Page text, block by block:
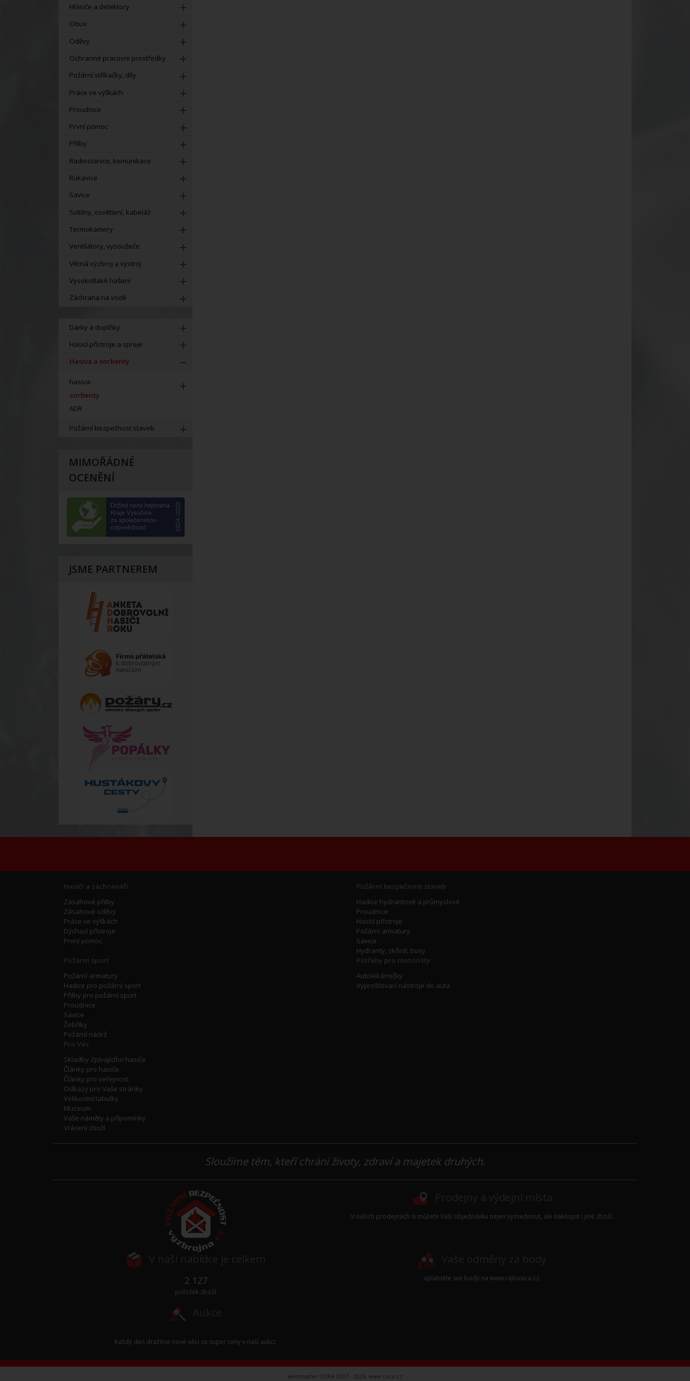
Hlásiče a detektory
Obuv
Oděvy
Ochranné pracovní prostředky
Požární stříkačky, díly
Práce ve výškách
Proudnice
První pomoc
Přilby
Radiostanice, komunikace
Rukavice
Savice
Svítilny, osvětlení, kabeláž
Termokamery
Ventilátory, vysoušeče
Věcná výzbroj a výstroj
Vysokotlaké hašení
Záchrana na vodě
Dárky a doplňky
Hasicí přístroje a spreje
Hasiva a sorbenty
hasiva
sorbenty
ADR
Požární bezpečnost staveb
MIMOŘÁDNÉ
OCENĚNÍ
JSME PARTNEREM
Hasiči a záchranáři
Zásahové přilby
Zásahové oděvy
Práce ve výškách
Dýchací přístroje
První pomoc
Požární bezpečnost staveb
Hadice hydrantové a průmyslové
Proudnice
Hasící přístroje
Požární armatury
Savice
Hydranty, skříně, boxy
Požární sport
Požární armatury
Hadice pro požární sport
Přilby pro požární sport
Proudnice
Savice
Žebříky
Požární nádrž
Potřeby pro motoristy
Autolékárničky
Vyprošťovací nástroje do auta
Pro Vás
Skladby Zpívajícího hasiče
Články pro hasiče
Články pro veřejnost
Odkazy pro Vaše stránky
Velikostní tabulky
Muzeum
Vaše náměty a přípomínky
Vrácení zboží
Sloužíme těm, kteří chrání životy, zdraví a majetek druhých.
V našich prodejnách si můžete Vaši objednávku nejen vyzvednout, ale nakoupit i jiné zboží.
2 127
položek zboží
uplatněte své body na www.rajhasicu.cz.
Každý den dražíme nové věci za super ceny v naší aukci.
webmaster CORA 2007 - 2026, www.cora.cz